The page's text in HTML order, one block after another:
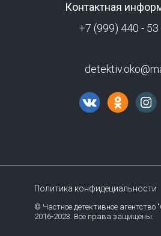
+7 (999) 440 - 53
Контактная
© Частное детективное
2016-2023. Все права защищены.
Политика конфидециальности